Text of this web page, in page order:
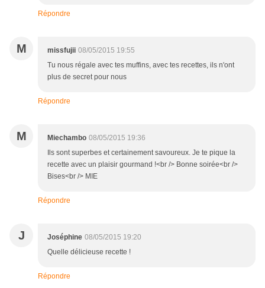
Répondre
M missfujii 08/05/2015 19:55
Tu nous régale avec tes muffins, avec tes recettes, ils n'ont
plus de secret pour nous
Répondre
M Miechambo 08/05/2015 19:36
Ils sont superbes et certainement savoureux. Je te pique la
recette avec un plaisir gourmand !<br /> Bonne soirée<br />
Bises<br /> MIE
Répondre
J Joséphine 08/05/2015 19:20
Quelle délicieuse recette !
Répondre